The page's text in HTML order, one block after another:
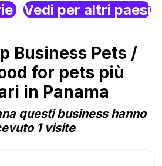
Vedi per altri paesi
Business Pets /
for pets più
in Panama
questi business hanno
1 visite